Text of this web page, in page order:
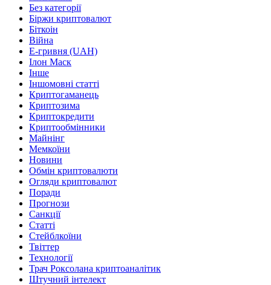
Без категорії
Біржи криптовалют
Біткоін
Війна
Е-гривня (UAH)
Ілон Маск
Інше
Іншомовні статті
Криптогаманець
Криптозима
Криптокредити
Криптообмінники
Майнінг
Мемкоїни
Новини
Обмін криптовалюти
Огляди криптовалют
Поради
Прогнози
Санкції
Статті
Стейблкоїни
Твіттер
Технології
Трач Роксолана криптоаналітик
Штучний інтелект